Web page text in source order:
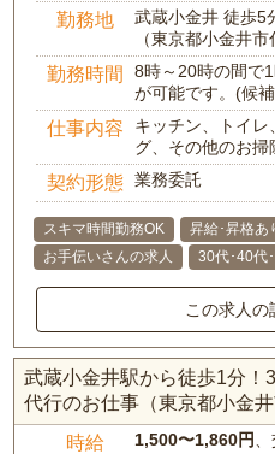
勤務地
武蔵小金井 徒歩5
（東京都小金井市
勤務時間
8時～20時の間で
が可能です。(候
仕事内容
キッチン、トイ
グ、その他のお掃
契約形態 業務委託
スキマ時間勤務OK 昇給･昇格あ
お手伝いさんの求人
30代･40代
この求人の
武蔵小金井駅から徒歩1分！
代行のお仕事（東京都小金井
時給 1,500〜1,860円